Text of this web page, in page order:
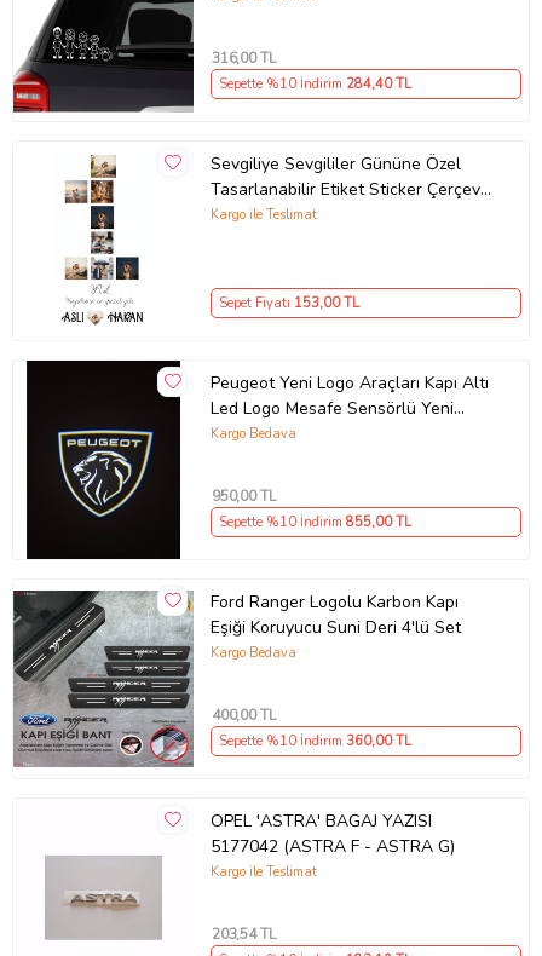
316,00 TL
Sepette %10 İndirim 284,40 TL
Sevgiliye Sevgililer Gününe Özel
Tasarlanabilir Etiket Sticker Çerçeve
ve Tablo Uygun (Parlak Beyaz)
Kargo ile Teslimat
Sepet Fiyatı 153,00 TL
Peugeot Yeni Logo Araçları Kapı Altı
Led Logo Mesafe Sensörlü Yeni
Nesil 2 ADET
Kargo Bedava
950,00 TL
Sepette %10 İndirim 855,00 TL
Ford Ranger Logolu Karbon Kapı
Eşiği Koruyucu Suni Deri 4'lü Set
Kargo Bedava
400,00 TL
Sepette %10 İndirim 360,00 TL
OPEL 'ASTRA' BAGAJ YAZISI
5177042 (ASTRA F - ASTRA G)
Kargo ile Teslimat
203,54 TL